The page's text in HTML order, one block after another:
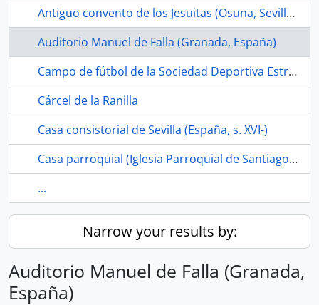
Antiguo convento de los Jesuitas (Osuna, Sevilla, España, s. XVII-)
Auditorio Manuel de Falla (Granada, España)
Campo de fútbol de la Sociedad Deportiva Estrella Bachillera (La Bachillera, Sevilla, España, ca.1968-1989)
Cárcel de la Ranilla
Casa consistorial de Sevilla (España, s. XVI-)
Casa parroquial (Iglesia Parroquial de Santiago el Mayor, Los Corrales, Sevilla, España)
...
Narrow your results by:
Auditorio Manuel de Falla (Granada,
España)